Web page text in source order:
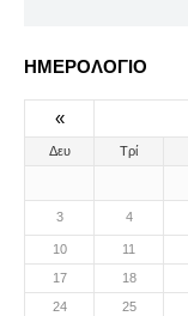
ΗΜΕΡΟΛΟΓΙΟ
«
Δευ Τρί
3 4
10 11
17
18
24
25